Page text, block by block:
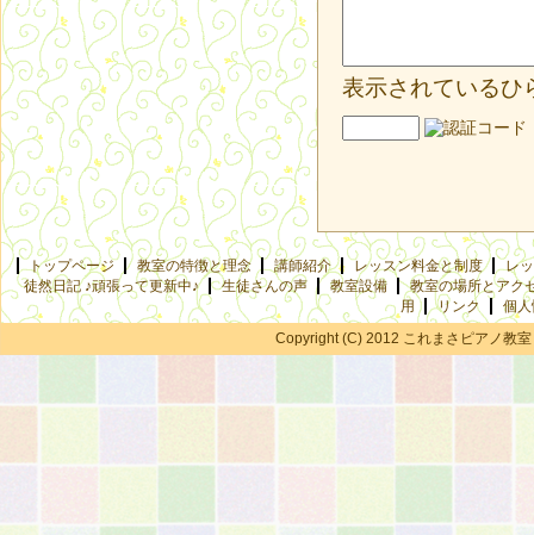
表示されているひ
トップページ 教室の特徴と理念 講師紹介 レッスン料金と制度
レ
徒然日記 ♪頑張って更新中♪
生徒さんの声 教室設備
教室の場所とアク
用
リンク
個
Copyright (C) 2012 これまさピアノ教